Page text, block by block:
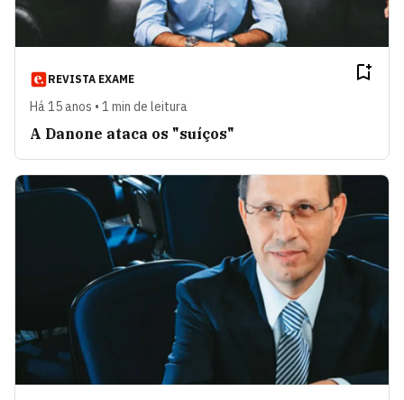
REVISTA EXAME
Há 15 anos • 1 min de leitura
A Danone ataca os "suíços"